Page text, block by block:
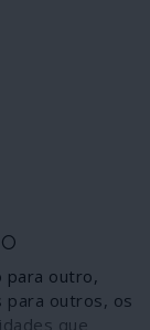
para outro,
para outros, os
que